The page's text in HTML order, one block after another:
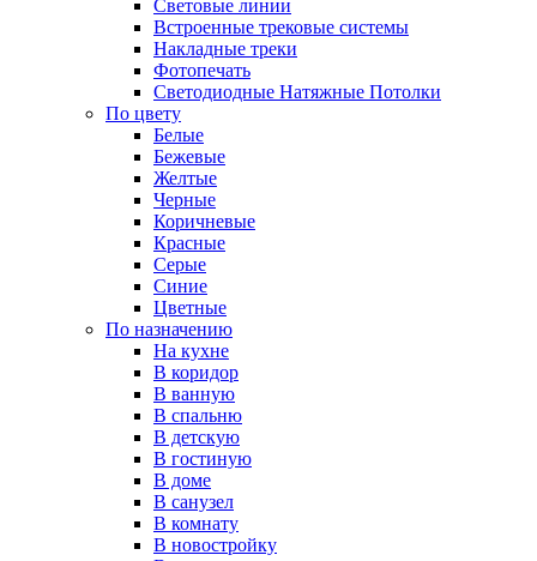
Световые линии
Встроенные трековые системы
Накладные треки
Фотопечать
Светодиодные Натяжные Потолки
По цвету
Белые
Бежевые
Желтые
Черные
Коричневые
Красные
Серые
Синие
Цветные
По назначению
На кухне
В коридор
В ванную
В спальню
В детскую
В гостиную
В доме
В санузел
В комнату
В новостройку